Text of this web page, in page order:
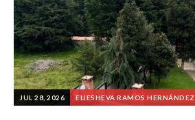
JUL 28, 2026 ELIESHEVA RAMOS HERNÁNDEZ